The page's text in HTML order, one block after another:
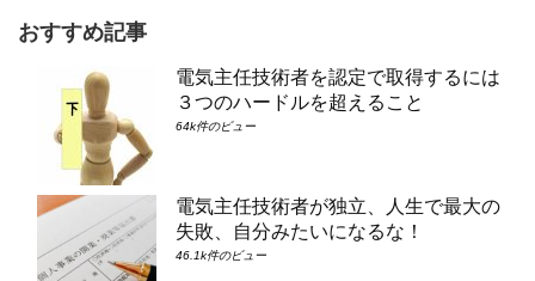
おすすめ記事
電気主任技術者を認定で取得するには
３つのハードルを超えること
64k件のビュー
電気主任技術者が独立、人生で最大の
失敗、自分みたいになるな！
46.1k件のビュー